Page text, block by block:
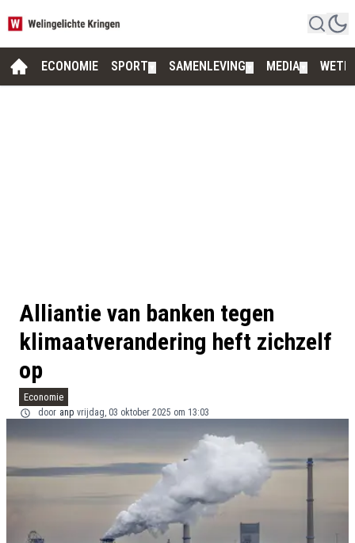
ECONOMIE SPORT SAMENLEVING MEDIA
Alliantie van banken tegen
klimaatverandering heft zichzelf
op
Economie
door anp vrijdag, 03 oktober 2025 om 13:03